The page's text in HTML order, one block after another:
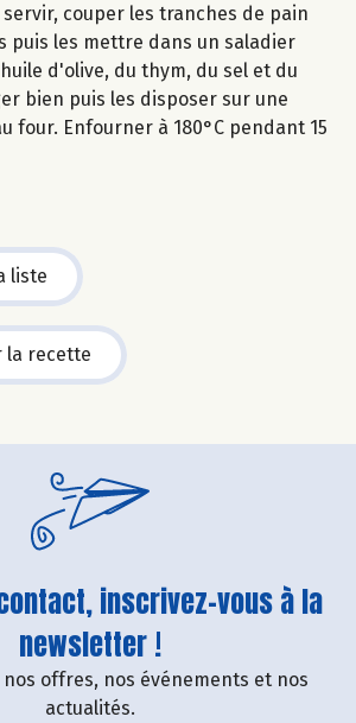
couper les tranches de pain
puis les mettre dans un saladier
d'olive, du thym, du sel et du
bien puis les disposer sur une
four. Enfourner à 180°C pendant 15
liste
la recette
inscrivez-vous à la
newsletter !
offres, nos événements et nos
actualités.